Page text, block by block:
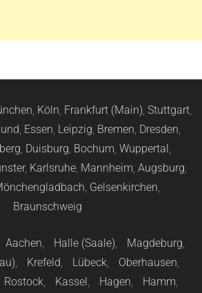
, Köln, Frankfurt (Main), Stuttgart,
, Essen, Leipzig, Bremen, Dresden,
, Duisburg, Bochum, Wuppertal,
, Karlsruhe, Mannheim, Augsburg,
, Gelsenkirchen,
Braunschweig
Aachen, Halle (Saale), Magdeburg,
, Krefeld, Lübeck, Oberhausen,
Rostock, Kassel, Hagen, Hamm,